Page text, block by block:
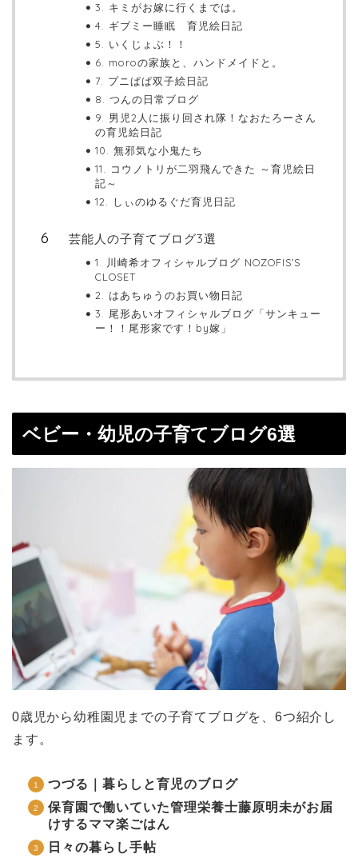
3. キミがお嫁に行くまでは。
4. ギブミー睡眠 育児絵日記
5. いくじょぶ！！
6. moroの家族と、ハンドメイドと。
7. プニぱぱ双子絵日記
8. つんの日常ブログ
9. 男児2人に振り回され隊！なおたろーさん
の育児絵日記
10. 無邪気な小鬼たち
11. コウノトリが二羽飛んできた ～育児絵日
記～
12. しぃのゆるぐだ育児日記
芸能人の子育てブログ3選
1. 川崎希オフィシャルブログ NOZOFIS’S
CLOSET
2. はあちゅうのお買い物日記
3. 尾形あいオフィシャルブログ「サンキュー
ー！！尾形家です！by嫁」
ベビー・幼児の子育てブログ6選
0歳児から幼稚園児までの子育てブログを、6つ紹介し
ます。
つづる｜暮らしと育児のブログ
保育園で働いていた管理栄養士藤原明未がお届
けするママ楽ごはん
日々の暮らし手帖